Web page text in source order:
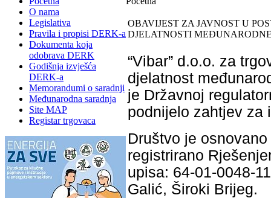
O nama
Legislativa
Pravila i propisi DERK-a
Dokumenta koja
odobrava DERK
Godišnja izvješća
DERK-a
Memorandumi o saradnji
Međunarodna saradnja
Site MAP
Registar trgovaca
OBAVIJEST ZA JAVNOST U
DJELATNOSTI
“Vibar” d.o.o. za
djelatnost
je Državnoj
podnijelo zahtjev za
Društvo je
registrirano
upisa: 64-01-0048-
Galić, Široki Brijeg.